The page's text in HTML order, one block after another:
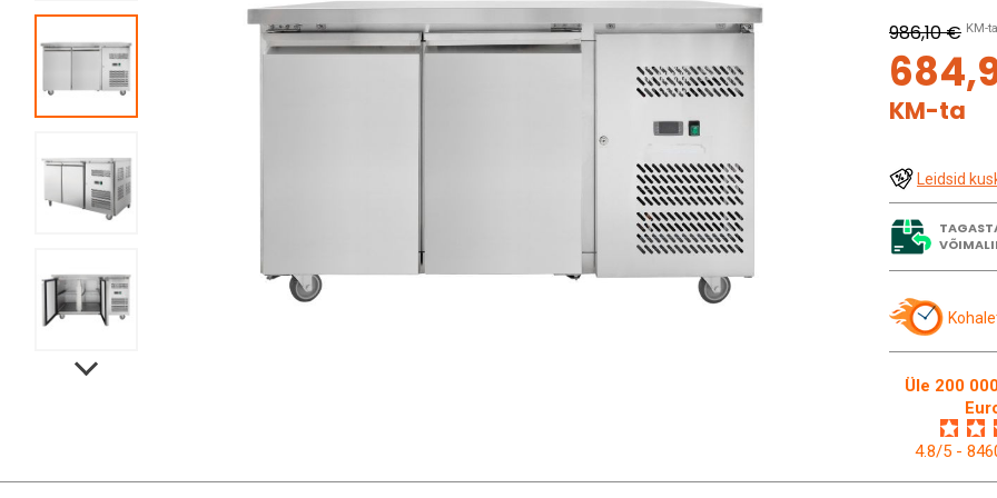
986,10 € KM-ta
KM-ta
Leidsid
Üle 200
4.8/5 -